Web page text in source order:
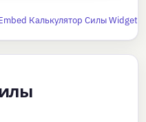
Калькулятор Силы Widget